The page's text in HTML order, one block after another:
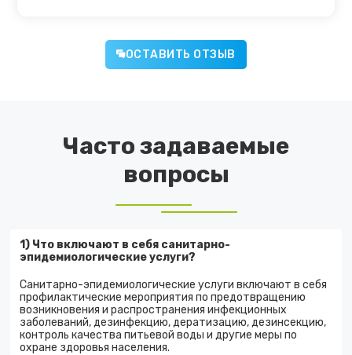
ОСТАВИТЬ ОТЗЫВ
Часто задаваемые
вопросы
1) Что включают в себя санитарно-
эпидемиологические услуги?
Санитарно-эпидемиологические услуги включают в себя
профилактические мероприятия по предотвращению
возникновения и распространения инфекционных
заболеваний, дезинфекцию, дератизацию, дезинсекцию,
контроль качества питьевой воды и другие меры по
охране здоровья населения.